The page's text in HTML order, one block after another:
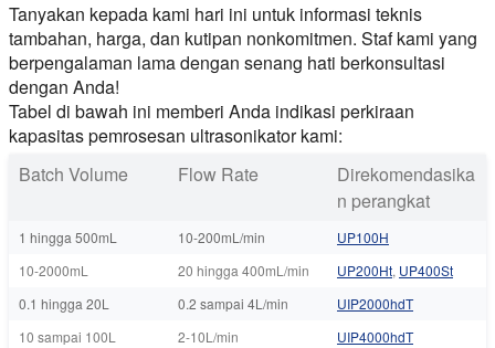
Tanyakan kepada kami hari ini untuk informasi teknis
tambahan, harga, dan kutipan nonkomitmen. Staf kami yang
berpengalaman lama dengan senang hati berkonsultasi
dengan Anda!
Tabel di bawah ini memberi Anda indikasi perkiraan
kapasitas pemrosesan ultrasonikator kami:
Batch Volume
Flow Rate
Direkomendasika
n perangkat
1 hingga 500mL 10-200mL/min
UP100H
10-2000mL
20 hingga 400mL/min UP200Ht, UP400St
0.1 hingga 20L
0.2 sampai 4L/min
UIP2000hdT
10 sampai 100L
2-10L/min
UIP4000hdT